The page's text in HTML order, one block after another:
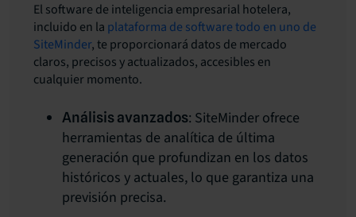
El software de inteligencia empresarial hotelera,
incluido en la plataforma de software todo en uno de
SiteMinder, te proporcionará datos de mercado
claros, precisos y actualizados, accesibles en
cualquier momento.
Análisis avanzados: SiteMinder ofrece
herramientas de analítica de última
generación que profundizan en los datos
históricos y actuales, lo que garantiza una
previsión precisa.